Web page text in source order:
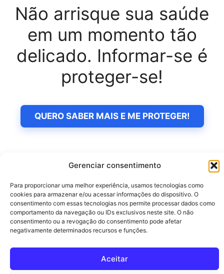
Gerenciar consentimento
Para proporcionar uma melhor experiência, usamos tecnologias como
cookies para armazenar e/ou acessar informações do dispositivo. O
consentimento com essas tecnologias nos permite processar dados como
comportamento da navegação ou IDs exclusivos neste site. O não
consentimento ou a revogação do consentimento pode afetar
negativamente determinados recursos e funções.
Aceitar
Não arrisque sua saúde
em um momento tão
delicado. Informar-se é
proteger-se!
QUERO SABER MAIS E ME PROTEGER!
Pesquisar
Pesquisar